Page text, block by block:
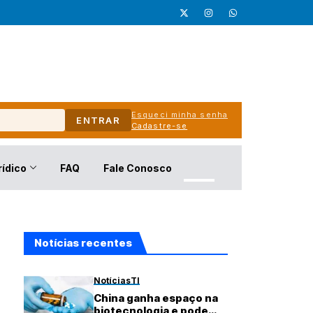
ENTRAR
Esqueci minha senha
Cadastre-se
FAQ Fale Conosco
Notícias recentes
NotíciasTI
China ganha espaço na